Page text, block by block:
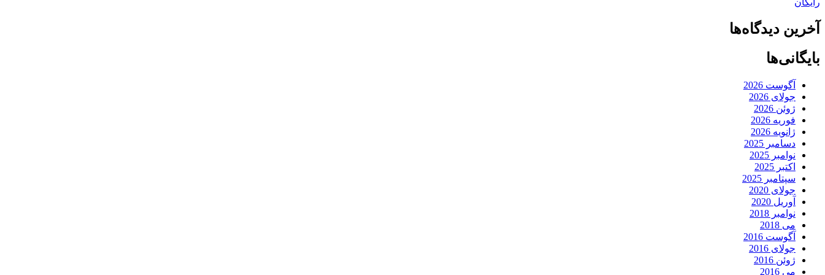
رایگان
آخرین دیدگاه‌ها
بایگانی‌ها
آگوست 2026
جولای 2026
ژوئن 2026
فوریه 2026
ژانویه 2026
دسامبر 2025
نوامبر 2025
اکتبر 2025
سپتامبر 2025
جولای 2020
آوریل 2020
نوامبر 2018
می 2018
آگوست 2016
جولای 2016
ژوئن 2016
می 2016